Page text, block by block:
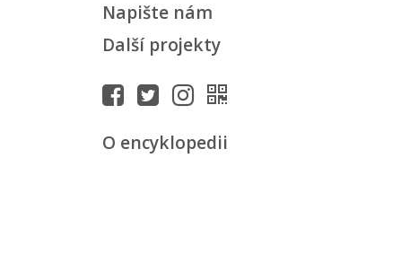
Napište nám
Další projekty
O encyklopedii